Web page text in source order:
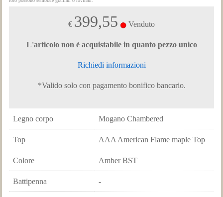
€ 399,55 Venduto
L'articolo non è acquistabile in quanto pezzo unico
Richiedi informazioni
*Valido solo con pagamento bonifico bancario.
Legno corpo Mogano Chambered
Top AAA American Flame maple Top
Colore Amber BST
Battipenna -